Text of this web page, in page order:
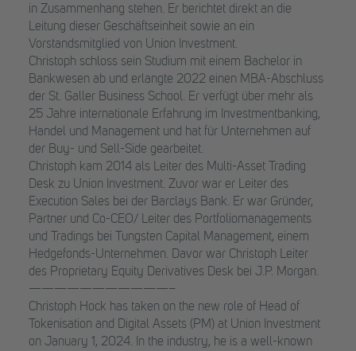
in Zusammenhang stehen. Er berichtet direkt an die
Leitung dieser Geschäftseinheit sowie an ein
Vorstandsmitglied von Union Investment.
Christoph schloss sein Studium mit einem Bachelor in
Bankwesen ab und erlangte 2022 einen MBA-Abschluss
der St. Galler Business School. Er verfügt über mehr als
25 Jahre internationale Erfahrung im Investmentbanking,
Handel und Management und hat für Unternehmen auf
der Buy- und Sell-Side gearbeitet.
Christoph kam 2014 als Leiter des Multi-Asset Trading
Desk zu Union Investment. Zuvor war er Leiter des
Execution Sales bei der Barclays Bank. Er war Gründer,
Partner und Co-CEO/ Leiter des Portfoliomanagements
und Tradings bei Tungsten Capital Management, einem
Hedgefonds-Unternehmen. Davor war Christoph Leiter
des Proprietary Equity Derivatives Desk bei J.P. Morgan.
———————————–
Christoph Hock has taken on the new role of Head of
Tokenisation and Digital Assets (PM) at Union Investment
on January 1, 2024. In the industry, he is a well-known